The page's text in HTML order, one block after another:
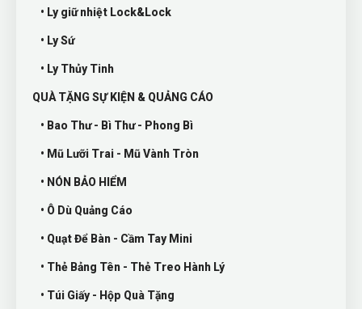
• Ly giữ nhiệt Lock&Lock
• Ly Sứ
• Ly Thủy Tinh
QUÀ TẶNG SỰ KIỆN & QUẢNG CÁO
• Bao Thư - Bì Thư - Phong Bì
• Mũ Lưỡi Trai - Mũ Vành Tròn
• NÓN BẢO HIỂM
• Ô Dù Quảng Cáo
• Quạt Để Bàn - Cầm Tay Mini
• Thẻ Bảng Tên - Thẻ Treo Hành Lý
• Túi Giấy - Hộp Quà Tặng